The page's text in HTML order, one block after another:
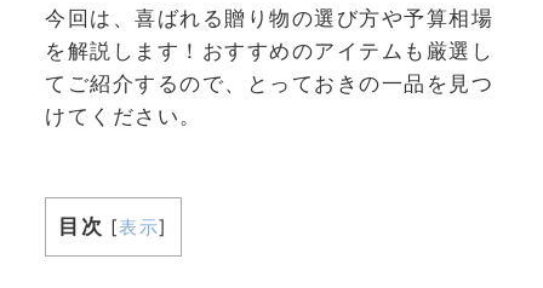
今回は、喜ばれる贈り物の選び方や予算相場
を解説します！おすすめのアイテムも厳選し
てご紹介するので、とっておきの一品を見つ
けてください。
目次 [表示]